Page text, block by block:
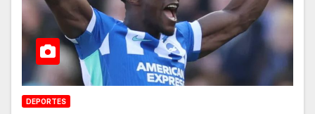
DEPORTES